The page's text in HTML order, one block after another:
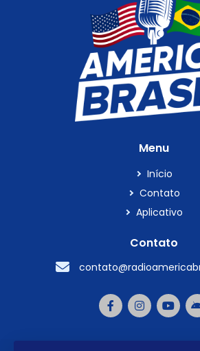
Menu
Início
Contato
Aplicativo
Contato